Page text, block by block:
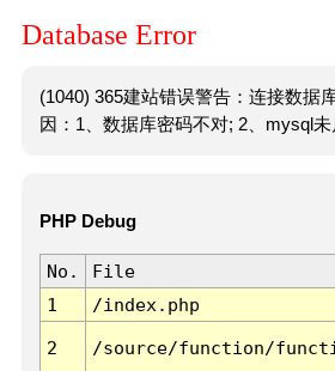
Database Error
(1040) 365建站错误警告：连接数据
因：1、数据库密码不对; 2、mysql未
PHP Debug
No. File
1
/index.php
2 /source/function/